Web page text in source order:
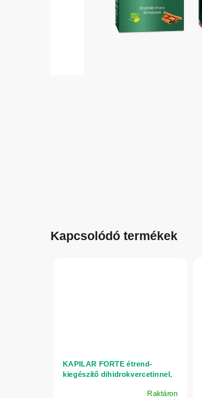
Kapcsolódó termékek
KAPILAR FORTE étrend-
kiegészítő dihidrokvercetinnel,
Raktáron